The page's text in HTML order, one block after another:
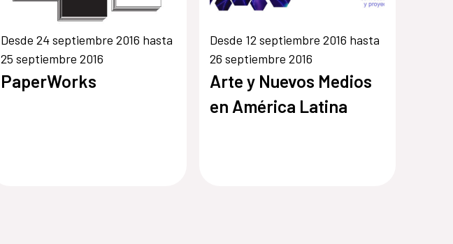
Desde 24 septiembre 2016 hasta
25 septiembre 2016
PaperWorks
Desde 12 septiembre 2016 hasta
26 septiembre 2016
Arte y Nuevos Medios
en América Latina